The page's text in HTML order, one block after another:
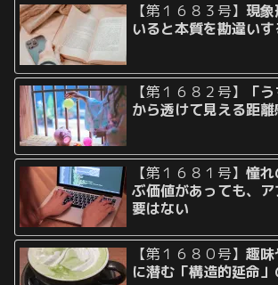
【第１６８３号】現
いると本質を勘違いす
【第１６８２号】
「
から透けて見える距離
【第１６８１号】憧
ぶ価値があっても、
要はない
【第１６８０号】趣
に潜む「構造的延命